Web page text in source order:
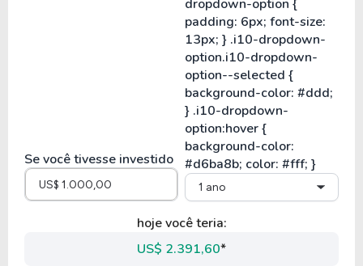
Se você tivesse investido
1 ano
hoje você teria:
US$ 2.391,60*